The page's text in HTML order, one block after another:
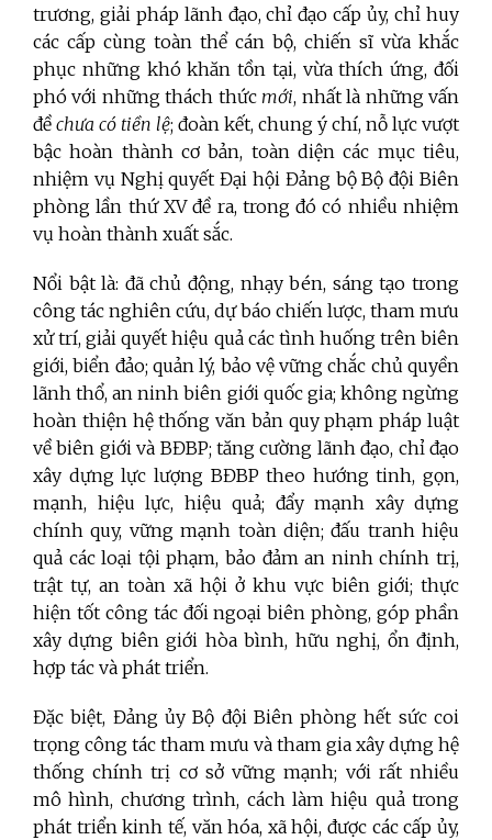
trương, giải pháp lãnh đạo, chỉ đạo cấp ủy, chỉ huy
các cấp cùng toàn thể cán bộ, chiến sĩ vừa khắc
phục những khó khăn tồn tại, vừa thích ứng, đối
phó với những thách thức mới, nhất là những vấn
đề chưa có tiền lệ; đoàn kết, chung ý chí, nỗ lực vượt
bậc hoàn thành cơ bản, toàn diện các mục tiêu,
nhiệm vụ Nghị quyết Đại hội Đảng bộ Bộ đội Biên
phòng lần thứ XV đề ra, trong đó có nhiều nhiệm
vụ hoàn thành xuất sắc.
Nổi bật là: đã chủ động, nhạy bén, sáng tạo trong
công tác nghiên cứu, dự báo chiến lược, tham mưu
xử trí, giải quyết hiệu quả các tình huống trên biên
giới, biển đảo; quản lý, bảo vệ vững chắc chủ quyền
lãnh thổ, an ninh biên giới quốc gia; không ngừng
hoàn thiện hệ thống văn bản quy phạm pháp luật
về biên giới và BĐBP; tăng cường lãnh đạo, chỉ đạo
xây dựng lực lượng BĐBP theo hướng tinh, gọn,
mạnh, hiệu lực, hiệu quả; đẩy mạnh xây dựng
chính quy, vững mạnh toàn diện; đấu tranh hiệu
quả các loại tội phạm, bảo đảm an ninh chính trị,
trật tự, an toàn xã hội ở khu vực biên giới; thực
hiện tốt công tác đối ngoại biên phòng, góp phần
xây dựng biên giới hòa bình, hữu nghị, ổn định,
hợp tác và phát triển.
Đặc biệt, Đảng ủy Bộ đội Biên phòng hết sức coi
trọng công tác tham mưu và tham gia xây dựng hệ
thống chính trị cơ sở vững mạnh; với rất nhiều
mô hình, chương trình, cách làm hiệu quả trong
phát triển kinh tế, văn hóa, xã hội, được các cấp ủy,